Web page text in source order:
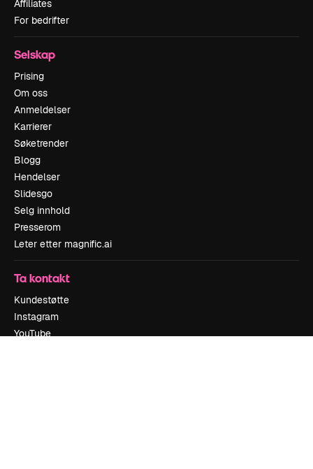
Affiliates
For bedrifter
Selskap
Prising
Om oss
Anmeldelser
Karrierer
Søketrender
Blogg
Hendelser
Slidesgo
Selg innhold
Presserom
Leter etter magnific.ai
Ta kontakt
Kundestøtte
Instagram
YouTube